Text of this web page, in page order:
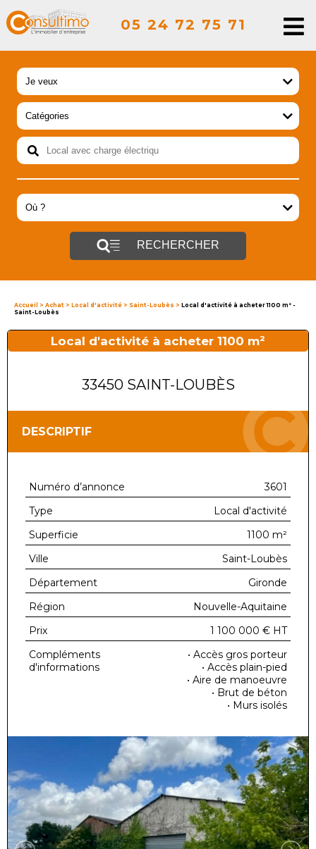
05 24 72 75 71
RECHERCHER
Accueil > Achat > Local d'activité > Saint-Loubès > Local d'activité à acheter 1100 m² -
Saint-Loubès
Local d'activité à acheter 1100 m²
33450 SAINT-LOUBÈS
DESCRIPTIF
Numéro d’annonce
3601
Type
Local d'activité
Superficie
1100 m²
Ville
Saint-Loubès
Département
Gironde
Région
Nouvelle-Aquitaine
Prix
1 100 000 € HT
Compléments
d'informations
• Accès gros porteur
• Accès plain-pied
• Aire de manoeuvre
• Brut de béton
• Murs isolés